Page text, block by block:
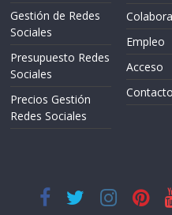
Gestión de Redes
Sociales
Presupuesto Redes
Sociales
Precios Gestión
Redes Sociales
Empleo
Acceso
Contacto